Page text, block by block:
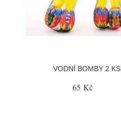
VODNÍ BOMBY 2 KS
65 Kč